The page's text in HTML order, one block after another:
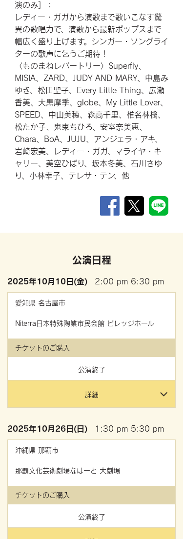
演のみ］：
レディー・ガガから演歌まで歌いこなす驚
異の歌唱力で、演歌から最新ポップスまで
幅広く盛り上げます。シンガー・ソングライ
ターの歌声に乞うご期待！
〈ものまねレパートリー〉Superfly、
MISIA、ZARD、JUDY AND MARY、中島み
ゆき、松田聖子、Every Little Thing、広瀬
香美、大黒摩季、globe、My Little Lover、
SPEED、中山美穂、森高千里、椎名林檎、
松たか子、鬼束ちひろ、安室奈美恵、
Chara、BoA、JUJU、アンジェラ・アキ、
岩崎宏美、レディー・ガガ、マライヤ・キ
ャリー、美空ひばり、坂本冬美、石川さゆ
り、小林幸子、テレサ・テン、他
公演日程
2025年10月10日(金) 2:00 pm 6:30 pm
愛知県 名古屋市
Niterra日本特殊陶業市民会館 ビレッジホール
チケットのご購入
公演終了
詳細
2025年10月26日(日) 1:30 pm 5:30 pm
沖縄県 那覇市
那覇文化芸術劇場なはーと 大劇場
チケットのご購入
公演終了